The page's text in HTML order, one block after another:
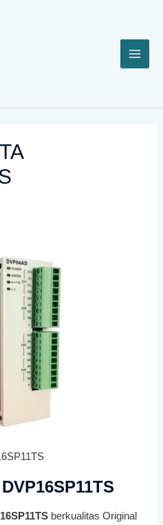
berkualitas Original